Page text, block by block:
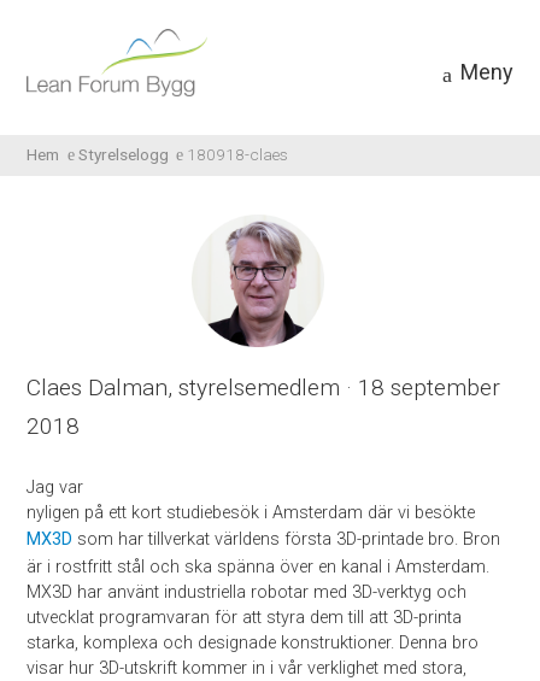
Meny
Hem Styrelselogg 180918-claes
Claes Dalman,styrelsemedlem · 18 september
2018
Jag var
nyligen på ett kort studiebesök i Amsterdam där vi besökte
MX3D som har tillverkat världens första 3D-printade bro. Bron
är i rostfritt stål och ska spänna över en kanal i Amsterdam.
MX3D har använt industriella robotar med 3D-verktyg och
utvecklat programvaran för att styra dem till att 3D-printa
starka, komplexa och designade konstruktioner. Denna bro
visar hur 3D-utskrift kommer in i vår verklighet med stora,